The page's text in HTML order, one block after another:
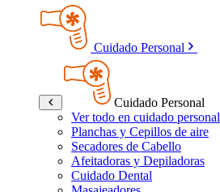
Cuidado Personal
Cuidado Personal
Ver todo en cuidado personal
Planchas y Cepillos de aire
Secadores de Cabello
Afeitadoras y Depiladoras
Cuidado Dental